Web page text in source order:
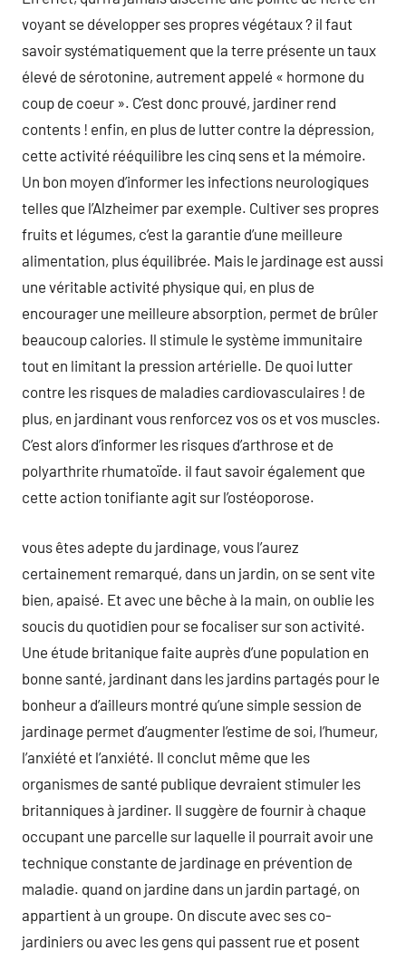
voyant se développer ses propres végétaux ? il faut
savoir systématiquement que la terre présente un taux
élevé de sérotonine, autrement appelé « hormone du
coup de coeur ». C’est donc prouvé, jardiner rend
contents ! enfin, en plus de lutter contre la dépression,
cette activité rééquilibre les cinq sens et la mémoire.
Un bon moyen d’informer les infections neurologiques
telles que l’Alzheimer par exemple. Cultiver ses propres
fruits et légumes, c’est la garantie d’une meilleure
alimentation, plus équilibrée. Mais le jardinage est aussi
une véritable activité physique qui, en plus de
encourager une meilleure absorption, permet de brûler
beaucoup calories. Il stimule le système immunitaire
tout en limitant la pression artérielle. De quoi lutter
contre les risques de maladies cardiovasculaires ! de
plus, en jardinant vous renforcez vos os et vos muscles.
C’est alors d’informer les risques d’arthrose et de
polyarthrite rhumatoïde. il faut savoir également que
cette action tonifiante agit sur l’ostéoporose.
vous êtes adepte du jardinage, vous l’aurez
certainement remarqué, dans un jardin, on se sent vite
bien, apaisé. Et avec une bêche à la main, on oublie les
soucis du quotidien pour se focaliser sur son activité.
Une étude britanique faite auprès d’une population en
bonne santé, jardinant dans les jardins partagés pour le
bonheur a d’ailleurs montré qu’une simple session de
jardinage permet d’augmenter l’estime de soi, l’humeur,
l’anxiété et l’anxiété. Il conclut même que les
organismes de santé publique devraient stimuler les
britanniques à jardiner. Il suggère de fournir à chaque
occupant une parcelle sur laquelle il pourrait avoir une
technique constante de jardinage en prévention de
maladie. quand on jardine dans un jardin partagé, on
appartient à un groupe. On discute avec ses co-
jardiniers ou avec les gens qui passent rue et posent